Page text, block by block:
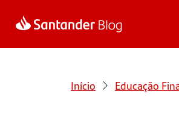
Início Educação